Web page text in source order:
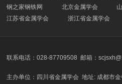
钢之家钢铁网
北京金属学会
江苏省金属学会
浙江省金属学会
联系电话：028-87709508邮箱：
主办单位：四川省金属学会地址: 成都市